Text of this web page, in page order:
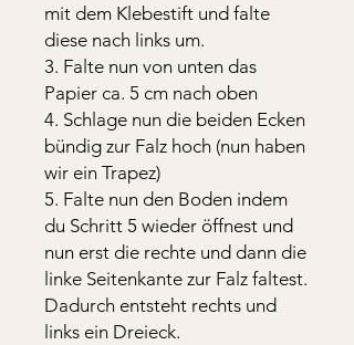
mit dem Klebestift und falte
diese nach links um.
3. Falte nun von unten das
Papier ca. 5 cm nach oben
4. Schlage nun die beiden Ecken
bündig zur Falz hoch (nun haben
wir ein Trapez)
5. Falte nun den Boden indem
du Schritt 5 wieder öffnest und
nun erst die rechte und dann die
linke Seitenkante zur Falz faltest.
Dadurch entsteht rechts und
links ein Dreieck.